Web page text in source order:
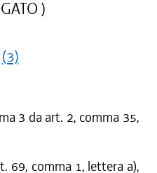
)
(3)
3 da art. 2, comma 35,
69, comma 1, lettera a),